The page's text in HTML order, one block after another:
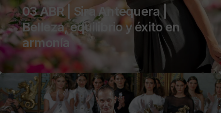
03 ABR | Sira Antequera |
Belleza, equilibrio y éxito en
armonía